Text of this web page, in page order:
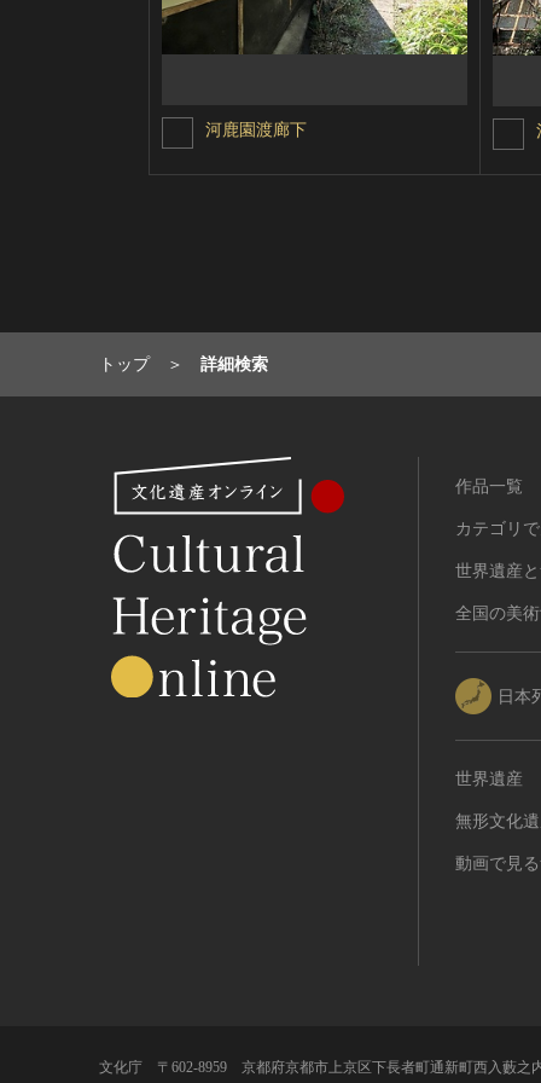
河鹿園渡廊下
トップ 詳細検索
作品一覧
カテゴリ
世界遺産
全国の美
日本
世界遺産
無形文化
動画で見
文化庁 〒602-8959 京都府京都市上京区下長者町通新町西入藪之